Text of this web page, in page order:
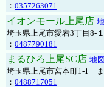
： 0357263071
イオンモール上尾店
埼玉県上尾市愛宕3丁目8-
： 0487790181
まるひろ上尾SC店 地図
埼玉県上尾市宮本町1-1
： 0488717051